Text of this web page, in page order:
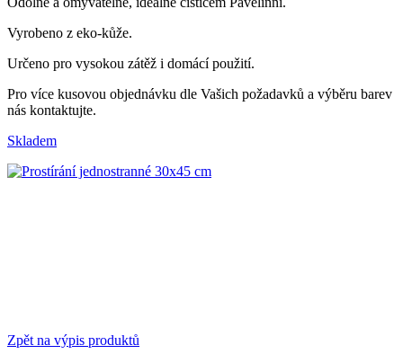
Vyrobeno z eko-kůže.
Určeno pro vysokou zátěž i domácí použití.
Pro více kusovou objednávku dle Vašich požadavků a výběru barev
nás kontaktujte.
Skladem
Zpět na výpis produktů